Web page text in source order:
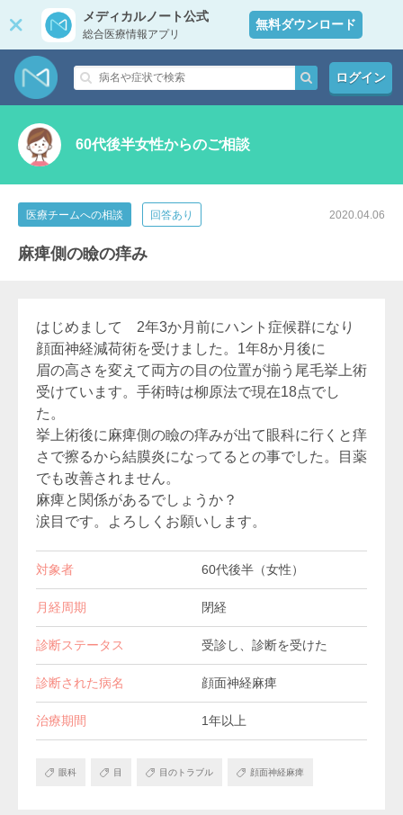
メディカルノート公式
総合医療情報アプリ
無料ダウンロード
ログイン
60代後半女性からのご相談
医療チームへの相談 回答あり 2020.04.06
麻痺側の瞼の痒み
はじめまして 2年3か月前にハント症候群になり
顔面神経減荷術を受けました。1年8か月後に
眉の高さを変えて両方の目の位置が揃う尾毛挙上術
受けています。手術時は柳原法で現在18点でし
た。
挙上術後に麻痺側の瞼の痒みが出て眼科に行くと痒
さで擦るから結膜炎になってるとの事でした。目薬
でも改善されません。
麻痺と関係があるでしょうか？
涙目です。よろしくお願いします。
対象者 60代後半（女性）
月経周期 閉経
診断ステータス 受診し、診断を受けた
診断された病名 顔面神経麻痺
治療期間 1年以上
眼科 目 目のトラブル 顔面神経麻痺